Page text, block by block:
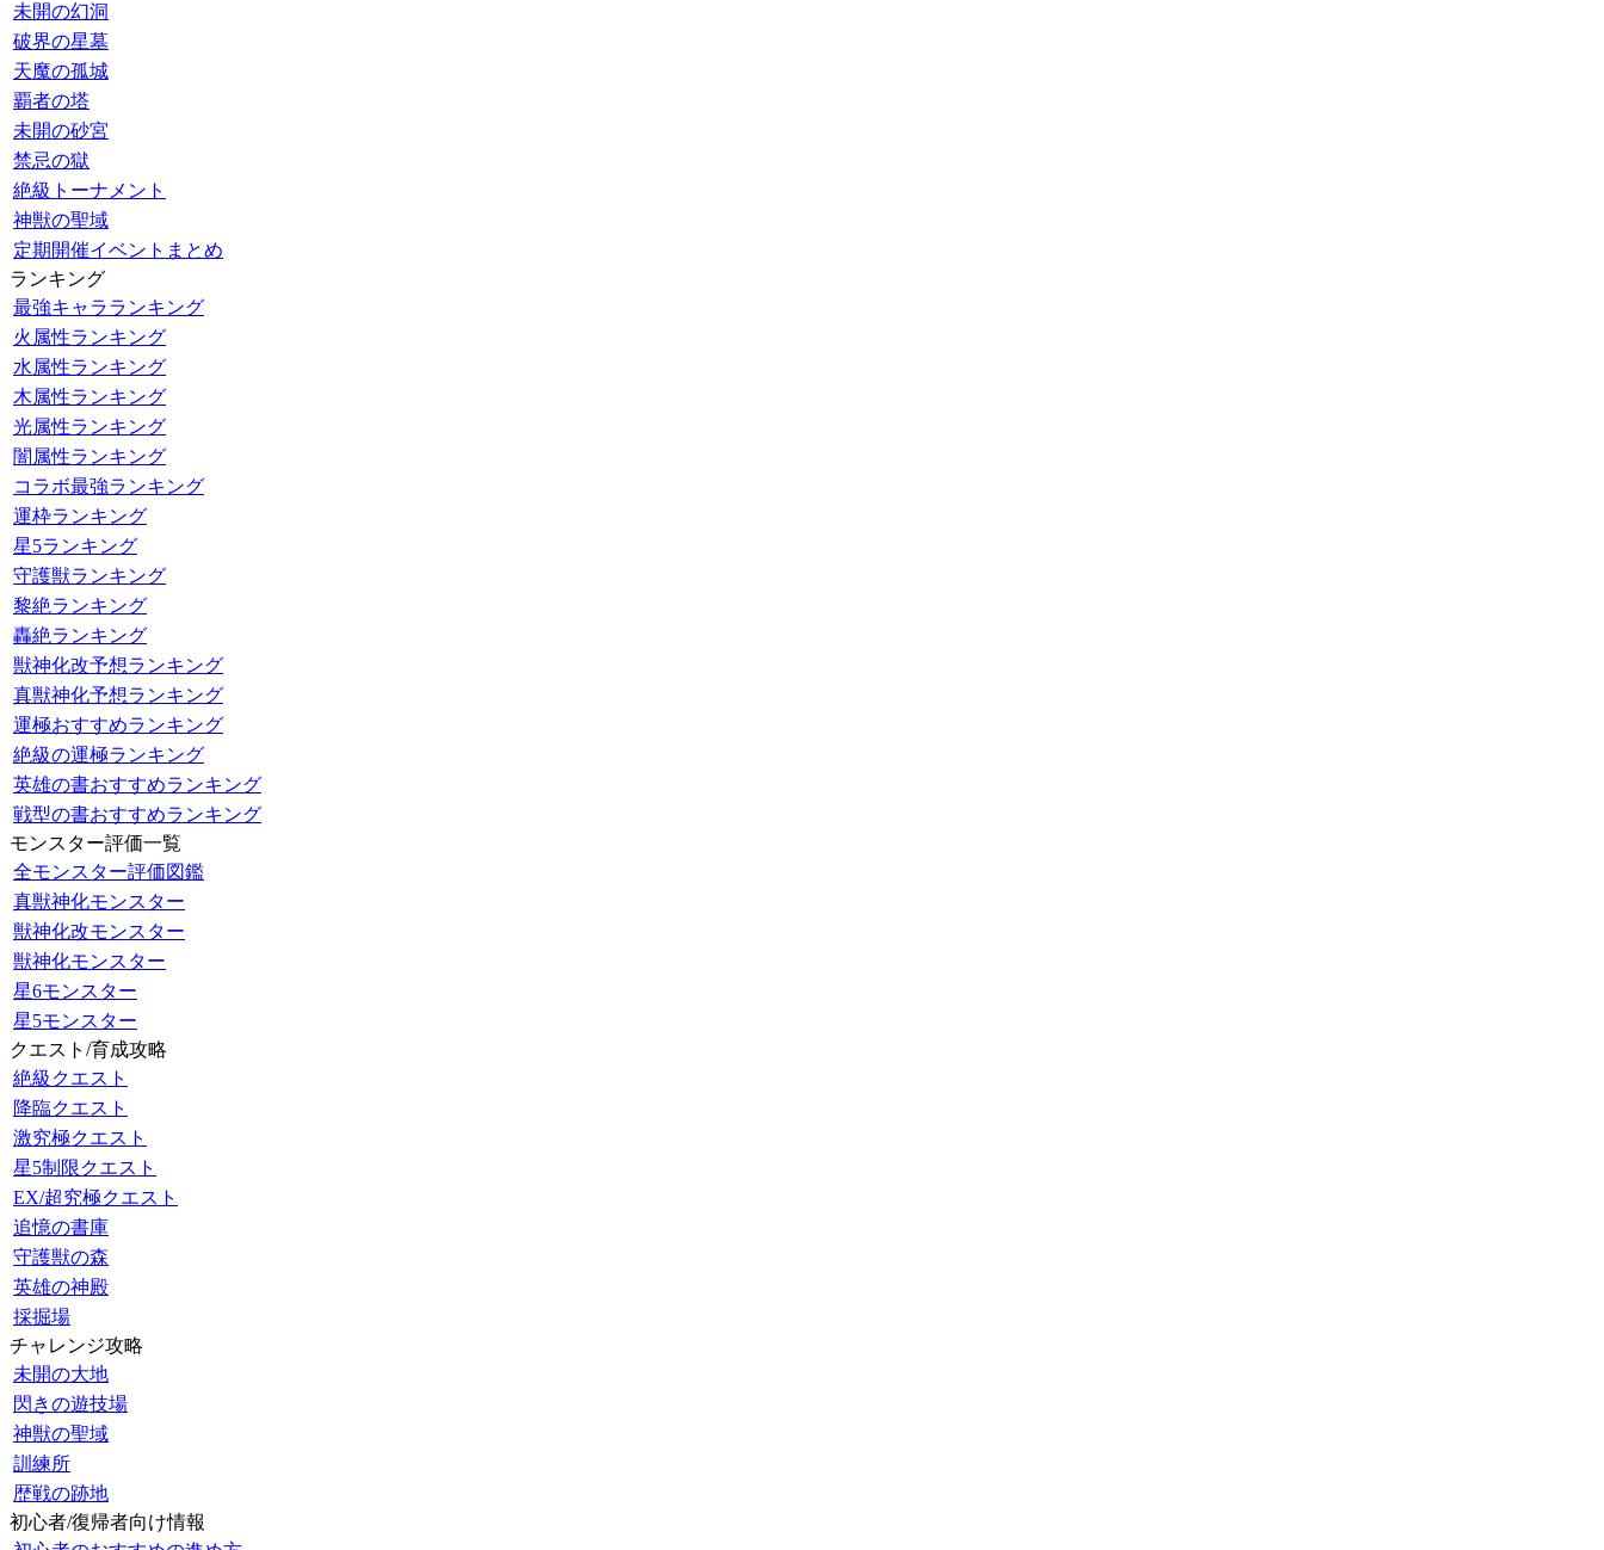
未開の幻洞
破界の星墓
天魔の孤城
覇者の塔
未開の砂宮
禁忌の獄
絶級トーナメント
神獣の聖域
定期開催イベントまとめ
ランキング
最強キャラランキング
火属性ランキング
水属性ランキング
木属性ランキング
光属性ランキング
闇属性ランキング
コラボ最強ランキング
運枠ランキング
星5ランキング
守護獣ランキング
黎絶ランキング
轟絶ランキング
獣神化改予想ランキング
真獣神化予想ランキング
運極おすすめランキング
絶級の運極ランキング
英雄の書おすすめランキング
戦型の書おすすめランキング
モンスター評価一覧
全モンスター評価図鑑
真獣神化モンスター
獣神化改モンスター
獣神化モンスター
星6モンスター
星5モンスター
クエスト/育成攻略
絶級クエスト
降臨クエスト
激究極クエスト
星5制限クエスト
EX/超究極クエスト
追憶の書庫
守護獣の森
英雄の神殿
採掘場
チャレンジ攻略
未開の大地
閃きの遊技場
神獣の聖域
訓練所
歴戦の跡地
初心者/復帰者向け情報